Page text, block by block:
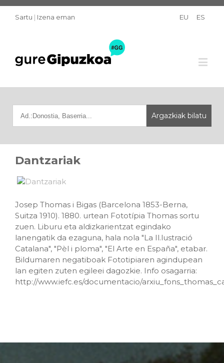
Sartu | Izena eman EU ES
Dantzariak
Josep Thomas i Bigas (Barcelona 1853-Berna,
Suitza 1910). 1880. urtean Fototípia Thomas sortu
zuen. Liburu eta aldizkarientzat egindako
lanengatik da ezaguna, hala nola "La Il.lustració
Catalana", "Pèl i ploma", "El Arte en España", etabar.
Bildumaren negatiboak Fototipiaren agindupean
lan egiten zuten egileei dagozkie. Info osagarria:
http://www.iefc.es/documentacio/